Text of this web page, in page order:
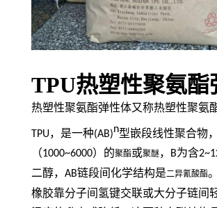
TPU热塑性聚氨酯
热塑性聚氨酯弹性体又称热塑性聚氨
TPU，是一种(AB)n型嵌段线性聚合物，
（1000~6000）的聚酯或聚醚， B为含
二醇， AB链段间化学结构是二异氰酸酯
橡胶靠分子间氢键交联或大分子链间